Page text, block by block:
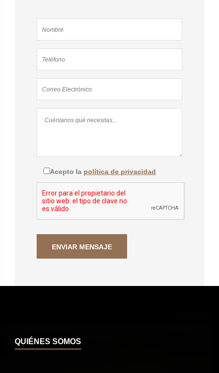
Acepto la política de privacidad
QUIÉNES SOMOS